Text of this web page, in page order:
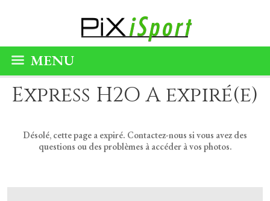
MENU
Express H2O A expiré(e)
Désolé, cette page a expiré. Contactez-nous si vous avez des
questions ou des problèmes à accéder à vos photos.